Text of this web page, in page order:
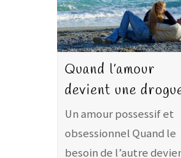
Quand l’amour
devient une
Un amour possessif et
obsessionnel Quand le
besoin de l’autre